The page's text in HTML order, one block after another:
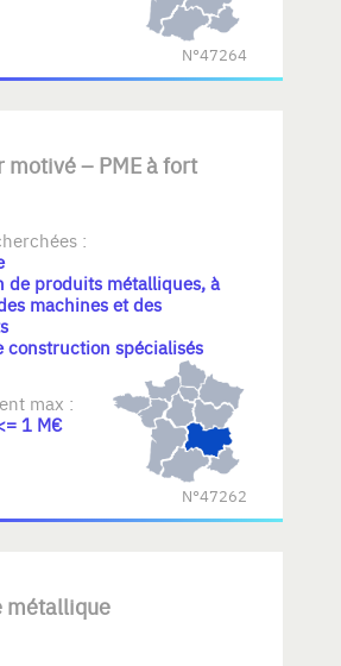
N°47264
motivé – PME à fort
:
de produits métalliques, à
machines et des
construction spécialisés
max :
1 M€
N°47262
métallique